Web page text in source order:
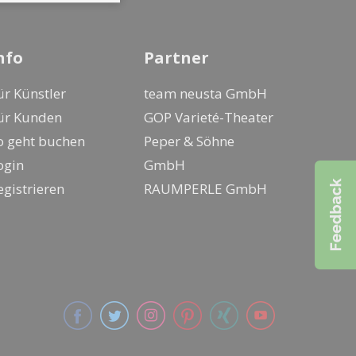
Künstler
Kunden
geht buchen
Partner
team neusta GmbH
GOP Varieté-Theater
Peper & Söhne
GmbH
RAUMPERLE GmbH